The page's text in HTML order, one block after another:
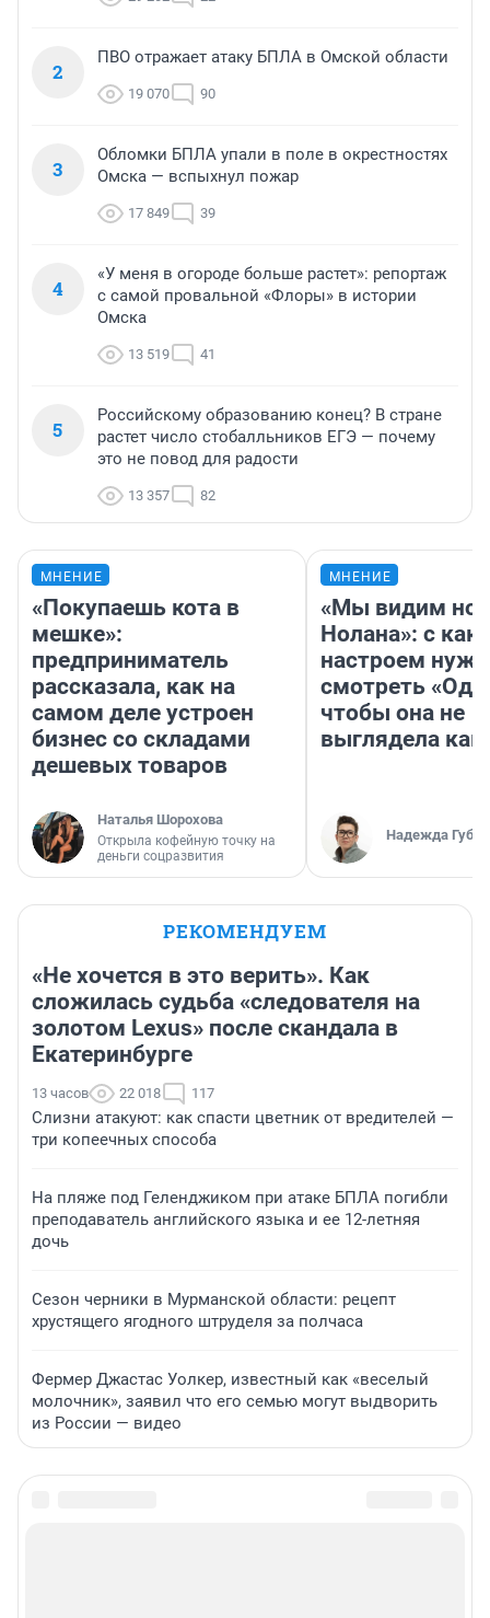
2
ПВО отражает атаку БПЛА в Омской области
19 070 90
3
Обломки БПЛА упали в поле в окрестностях
Омска — вспыхнул пожар
17 849 39
4
«У меня в огороде больше растет»: репортаж
с самой провальной «Флоры» в истории
Омска
13 519 41
5
Российскому образованию конец? В стране
растет число стобалльников ЕГЭ — почему
это не повод для радости
13 357 82
МНЕНИЕ
«Покупаешь кота в
мешке»:
предприниматель
рассказала, как на
самом деле устроен
бизнес со складами
дешевых товаров
Наталья Шорохова
Открыла кофейную точку на
деньги соцразвития
МНЕНИЕ
«Мы видим
Нолана»: с
настроем
смотреть
чтобы она не
выглядела как
Надежда
РЕКОМЕНДУЕМ
«Не хочется в это верить». Как
сложилась судьба «следователя на
золотом Lexus» после скандала в
Екатеринбурге
13 часов 22 018 117
Слизни атакуют: как спасти цветник от вредителей —
три копеечных способа
На пляже под Геленджиком при атаке БПЛА погибли
преподаватель английского языка и ее 12-летняя
дочь
Сезон черники в Мурманской области: рецепт
хрустящего ягодного штруделя за полчаса
Фермер Джастас Уолкер, известный как «веселый
молочник», заявил что его семью могут выдворить
из России — видео